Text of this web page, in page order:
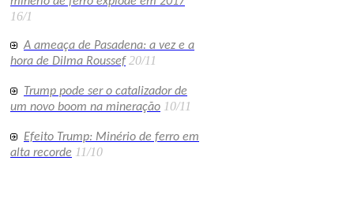
16/1
A ameaça de Pasadena: a vez e a
hora de Dilma Roussef 20/11
Trump pode ser o catalizador de
um novo boom na mineração 10/11
Efeito Trump: Minério de ferro em
alta recorde 11/10